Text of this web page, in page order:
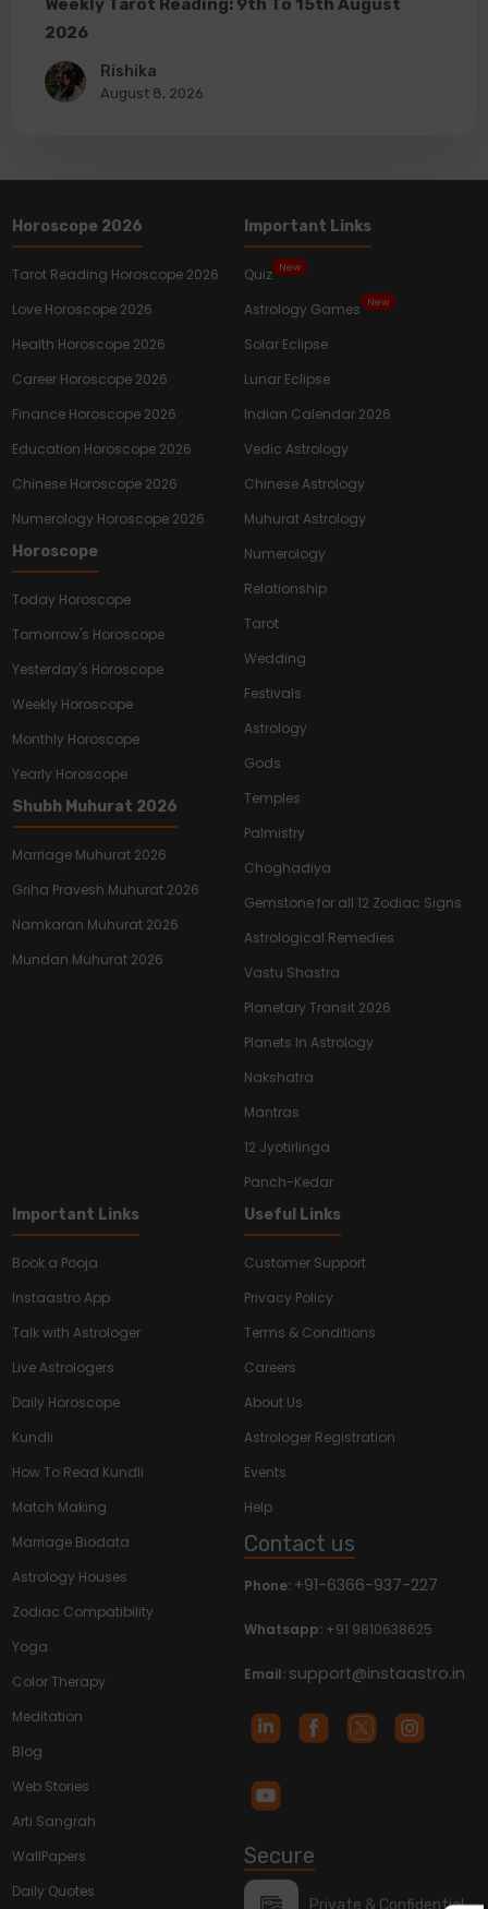
Weekly Tarot Reading: 9th To 15th August
2026
Rishika
August 8, 2026
Horoscope 2026
Tarot Reading Horoscope 2026
Love Horoscope 2026
Health Horoscope 2026
Career Horoscope 2026
Finance Horoscope 2026
Education Horoscope 2026
Chinese Horoscope 2026
Numerology Horoscope 2026
Horoscope
Today Horoscope
Tomorrow's Horoscope
Yesterday's Horoscope
Weekly Horoscope
Monthly Horoscope
Yearly Horoscope
Shubh Muhurat 2026
Marriage Muhurat 2026
Griha Pravesh Muhurat 2026
Namkaran Muhurat 2026
Mundan Muhurat 2026
Important Links
Quiz New
Astrology Games New
Solar Eclipse
Lunar Eclipse
Indian Calendar 2026
Vedic Astrology
Chinese Astrology
Muhurat Astrology
Numerology
Relationship
Tarot
Wedding
Festivals
Astrology
Gods
Temples
Palmistry
Choghadiya
Gemstone for all 12 Zodiac Signs
Astrological Remedies
Vastu Shastra
Planetary Transit 2026
Planets In Astrology
Nakshatra
Mantras
12 Jyotirlinga
Panch-Kedar
Important Links
Book a Pooja
Instaastro App
Talk with Astrologer
Live Astrologers
Daily Horoscope
Kundli
How To Read Kundli
Match Making
Marriage Biodata
Astrology Houses
Zodiac Compatibility
Yoga
Color Therapy
Meditation
Blog
Web Stories
Arti Sangrah
WallPapers
Daily Quotes
Useful Links
Customer Support
Privacy Policy
Terms & Conditions
Careers
About Us
Astrologer Registration
Events
Help
Contact us
Phone: +91-6366-937-227
Whatsapp: +91 9810638625
Email: support@instaastro.in
Secure